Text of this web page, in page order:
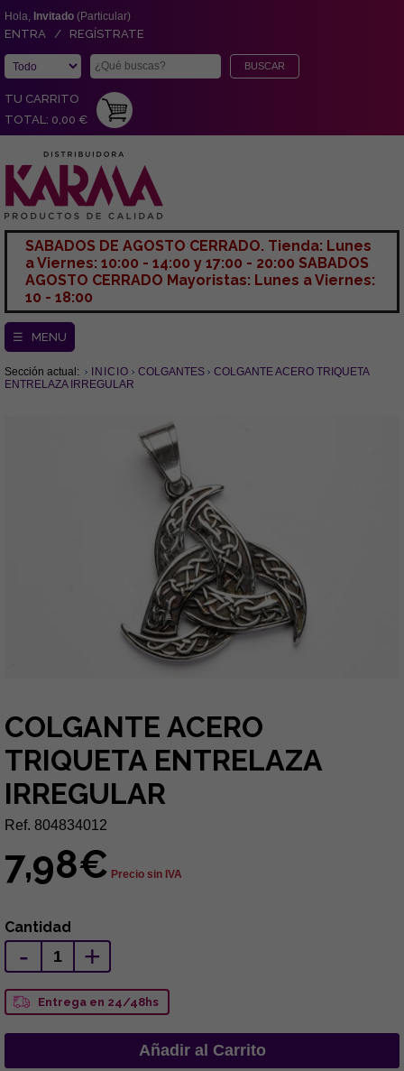
Hola, Invitado (Particular)
ENTRA / REGÍSTRATE
TU CARRITO
TOTAL: 0,00 €
SABADOS DE AGOSTO CERRADO. Tienda: Lunes
a Viernes: 10:00 - 14:00 y 17:00 - 20:00 SABADOS
AGOSTO CERRADO Mayoristas: Lunes a Viernes:
10 - 18:00
☰ MENU
Sección actual: INICIO COLGANTES
COLGANTE ACERO TRIQUETA
ENTRELAZA IRREGULAR
COLGANTE ACERO
TRIQUETA ENTRELAZA
IRREGULAR
Ref. 804834012
7,98€ Precio sin IVA
Cantidad
- +
Entrega en 24/48hs